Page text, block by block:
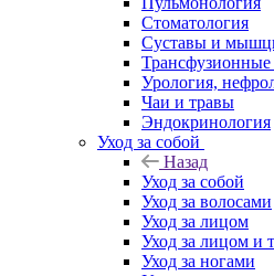
Стоматология
Суставы и
Трансфузионные
Урология,
Чаи и травы
Эндокринология
Уход за собой
Назад
Уход за собой
Уход за волосами
Уход за лицом
Уход за лицом и
Уход за ногами